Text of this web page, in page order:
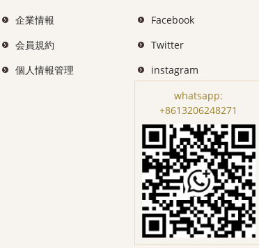
企業情報
会員規約
個人情報管理
Facebook
Twitter
instagram
whatsapp:
+8613206248271